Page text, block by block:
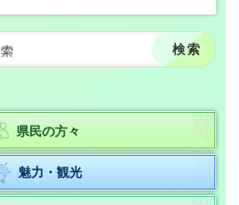
県民の方々
魅力・観光